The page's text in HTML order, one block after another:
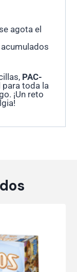
agota el
PAC-
para toda la
¡Un reto